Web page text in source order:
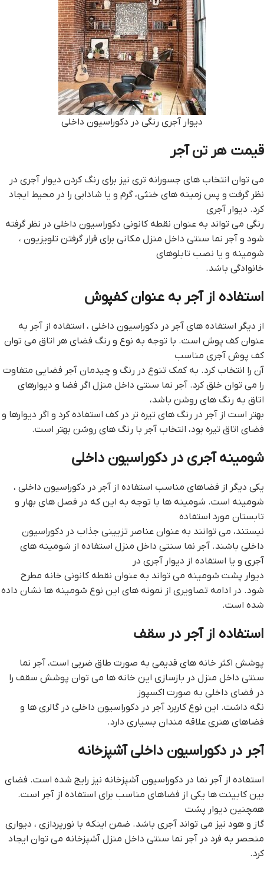
دیوار آجری رنگی در دکوراسیون داخلی
قيمت هر تن آجر
می توان انتخاب های جسورانه تری نیز برای رنگ کردن دیوار آجری در
نظر گرفت و پس زمینه های خنثی، گرم و یا شادابی را در محیط ایجاد
کرد. دیوار آجری
رنگی می تواند به عنوان نقطه کانونی دکوراسیون داخلی در نظر گرفته
شود و آجر نما سنتی داخل منزل مکانی برای قرار گرفتن تلویزیون ،
شومینه و یا نصب تابلوهای
خانوادگی باشد.
استفاده از آجر به عنوان کفپوش
از دیگر استفاده های آجر در دکوراسیون داخلی ، استفاده از آجر به
عنوان کف پوش است. با توجه به نوع و رنگ فضای هر اتاق می توان
کف پوش آجری مناسب
آن را انتخاب کرد. به کمک تنوع در رنگ و چیدمان آجر فضایی متفاوت
را می توان خلق کرد. آجر نما سنتی داخل منزل اگر فضا و دیوارهای
اتاق به رنگ های روشن باشد،
بهتر است از آجر در رنگ های تیره تر در کف استفاده کرد و اگر دیوارها و
فضای اتاق تیره بود، انتخاب آجر با رنگ های روشن بهتر است.
شومینه آجری در دکوراسیون داخلی
یکی دیگر از فضاهای مناسب استفاده از آجر در دکوراسیون داخلی ،
شومینه است. شومینه ها با توجه به این که در فصل های بهار و
تابستان مورد استفاده
نیستند، می توانند به عنوان عناصر تزیینی جذاب در دکوراسیون
داخلی باشند. آجر نما سنتی داخل منزل استفاده از شومینه های
آجری و یا استفاده از دیوار آجری در
دیوار پشت شومینه می تواند به عنوان نقطه کانونی خانه مطرح
شود. در ادامه تصاویری از نمونه های این نوع شومینه ها نشان داده
شده است.
استفاده از آجر در سقف
پوشش اکثر خانه های قدیمی به صورت طاق ضربی است، آجر نما
سنتی داخل منزل در بازسازی این خانه ها می توان پوشش سقف را
در فضای داخلی به صورت اکسپوز
نگه داشت. این نوع کاربرد آجر در دکوراسیون داخلی در گالری ها و
فضاهای هنری علاقه مندان بسیاری دارد.
آجر در دکوراسیون داخلی آشپزخانه
استفاده از آجر نما در دکوراسیون آشپزخانه نیز رایج شده است. فضای
بین کابینت ها یکی از فضاهای مناسب برای استفاده از آجر است.
همچنین دیوار پشت
گاز و هود نیز می تواند آجری باشد. ضمن اینکه با نورپردازی ، دیواری
منحصر به فرد در آجر نما سنتی داخل منزل آشپزخانه می توان ایجاد
کرد.